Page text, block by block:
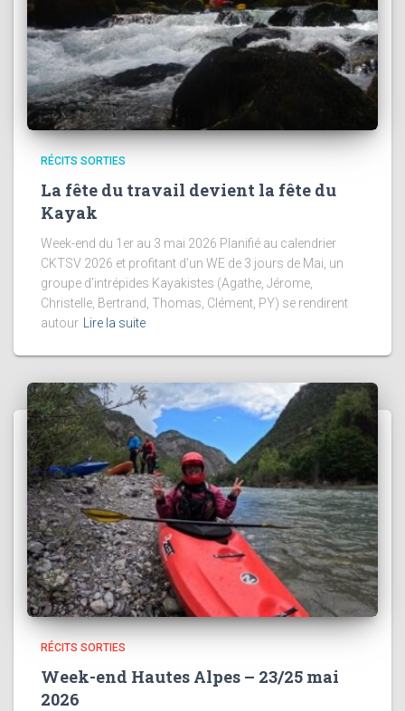
RÉCITS SORTIES
La fête du travail devient la fête du
Kayak
Week-end du 1er au 3 mai 2026 Planifié au calendrier
CKTSV 2026 et profitant d’un WE de 3 jours de Mai, un
groupe d’intrépides Kayakistes (Agathe, Jérome,
Christelle, Bertrand, Thomas, Clément, PY) se rendirent
autour Lire la suite
RÉCITS SORTIES
Week-end Hautes Alpes – 23/25 mai
2026